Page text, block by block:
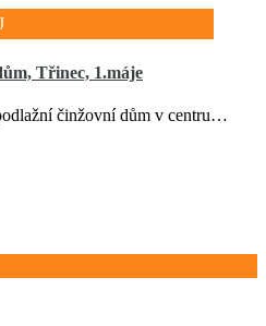
Třinec, 1.máje
činžovní dům v centru…